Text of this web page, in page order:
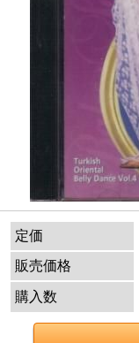
定価
販売価格
購入数